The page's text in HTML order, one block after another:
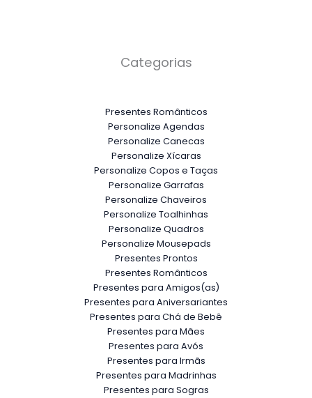
Categorias
Presentes Românticos
Personalize Agendas
Personalize Canecas
Personalize Xícaras
Personalize Copos e Taças
Personalize Garrafas
Personalize Chaveiros
Personalize Toalhinhas
Personalize Quadros
Personalize Mousepads
Presentes Prontos
Presentes Românticos
Presentes para Amigos(as)
Presentes para Aniversariantes
Presentes para Chá de Bebê
Presentes para Mães
Presentes para Avós
Presentes para Irmãs
Presentes para Madrinhas
Presentes para Sogras